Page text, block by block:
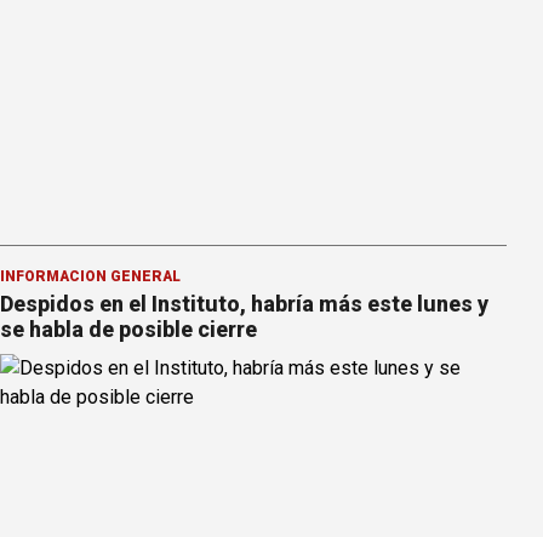
INFORMACION GENERAL
Despidos en el Instituto, habría más este lunes y
se habla de posible cierre